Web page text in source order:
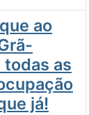
ao
todas as
já!